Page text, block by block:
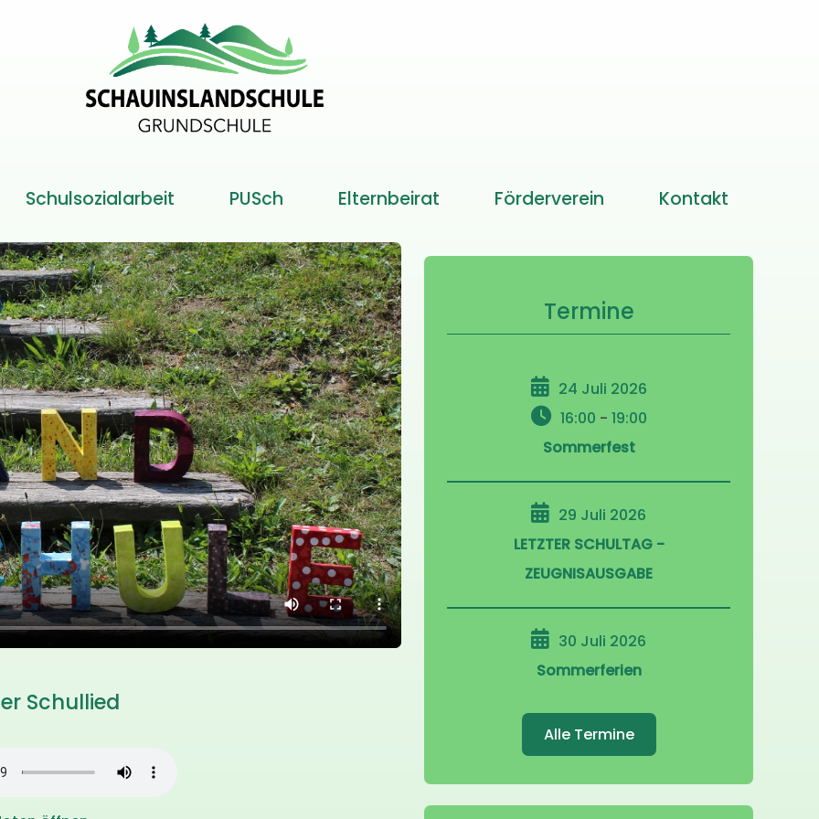
Schulsozialarbeit PUSch Elternbeirat Förderverein Kontakt
Schullied
Termine
24 Juli 2026
16:00 - 19:00
Sommerfest
29 Juli 2026
LETZTER SCHULTAG -
ZEUGNISAUSGABE
30 Juli 2026
Sommerferien
Alle Termine